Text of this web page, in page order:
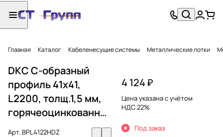
Главная Каталог Кабеленесущие системы Металлические лотки
DKC С-образный
профиль 41х41,
L2200, толщ.1,5 мм,
горячеоцинкованный
Арт.BPL4122HDZ
4 124 ₽
Цена указана с учётом
НДС 22%
Под заказ